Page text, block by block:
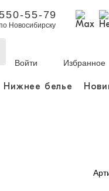
55-79
Новосибирску
Войти
Избранное
Нижнее белье